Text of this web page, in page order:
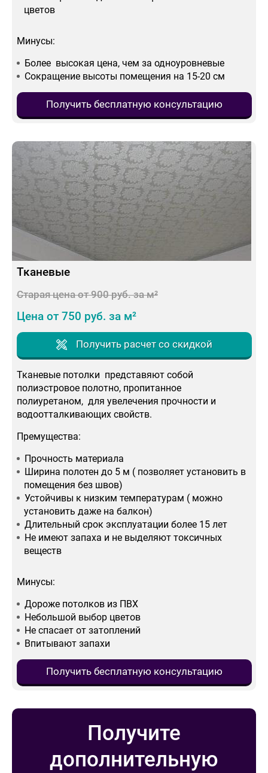
цветов
Минусы:
Более высокая цена, чем за одноуровневые
Сокращение высоты помещения на 15-20 см
Получить бесплатную консультацию
Тканевые
Старая цена от 900 руб. за м²
Цена от 750 руб. за м²
Получить расчет со скидкой
Тканевые потолки представяют собой
полиэстровое полотно, пропитанное
полиуретаном, для увелечения прочности и
водоотталкивающих свойств.
Премущества:
Прочность материала
Ширина полотен до 5 м ( позволяет установить в
помещения без швов)
Устойчивы к низким температурам ( можно
установить даже на балкон)
Длительный срок эксплуатации более 15 лет
Не имеют запаха и не выделяют токсичных
веществ
Минусы:
Дороже потолков из ПВХ
Небольшой выбор цветов
Не спасает от затоплений
Впитывают запахи
Получить бесплатную консультацию
Получите
дополнительную